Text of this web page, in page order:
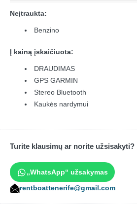
Neįtraukta:
Benzino
Į kainą įskaičiuota:
DRAUDIMAS
GPS GARMIN
Stereo Bluetooth
Kaukės nardymui
Turite klausimų ar norite užsisakyti?
„WhatsApp“ užsakymas
rentboattenerife@gmail.com